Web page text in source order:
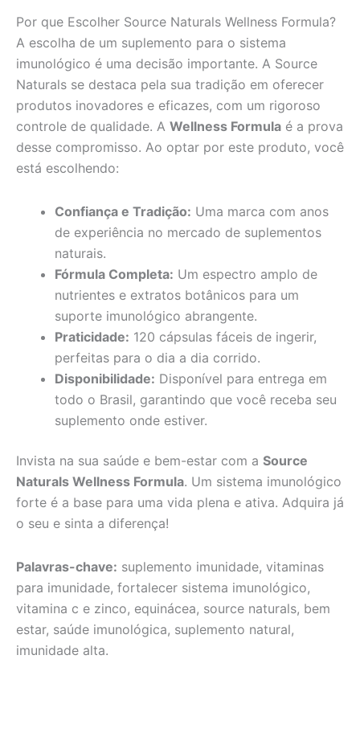
Por que Escolher Source Naturals Wellness Formula?
A escolha de um suplemento para o sistema
imunológico é uma decisão importante. A Source
Naturals se destaca pela sua tradição em oferecer
produtos inovadores e eficazes, com um rigoroso
controle de qualidade. A Wellness Formula é a prova
desse compromisso. Ao optar por este produto, você
está escolhendo:
Confiança e Tradição: Uma marca com anos
de experiência no mercado de suplementos
naturais.
Fórmula Completa: Um espectro amplo de
nutrientes e extratos botânicos para um
suporte imunológico abrangente.
Praticidade: 120 cápsulas fáceis de ingerir,
perfeitas para o dia a dia corrido.
Disponibilidade: Disponível para entrega em
todo o Brasil, garantindo que você receba seu
suplemento onde estiver.
Invista na sua saúde e bem-estar com a Source
Naturals Wellness Formula. Um sistema imunológico
forte é a base para uma vida plena e ativa. Adquira já
o seu e sinta a diferença!
Palavras-chave: suplemento imunidade, vitaminas
para imunidade, fortalecer sistema imunológico,
vitamina c e zinco, equinácea, source naturals, bem
estar, saúde imunológica, suplemento natural,
imunidade alta.